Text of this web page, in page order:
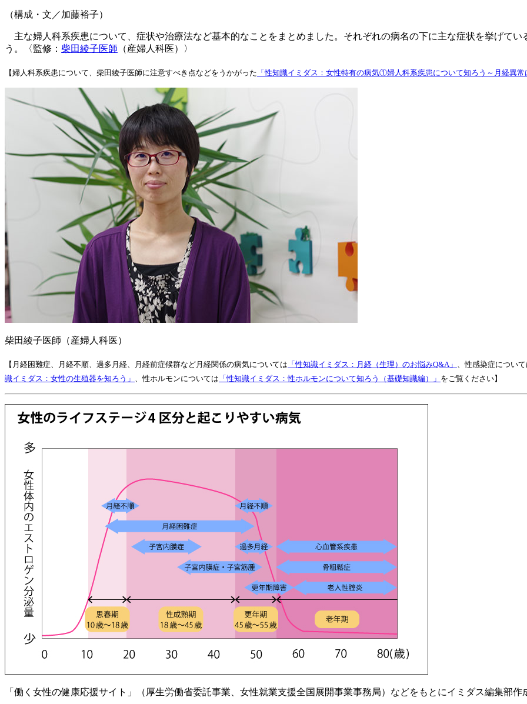
（構成・文／加藤裕子）
主な婦人科系疾患について、症状や治療法など基本的なことをまとめました。それぞれの病名の下に主な症状を挙げて
う。〈監修： 柴田綾子医師 （産婦人科医）〉
【婦人科系疾患について、柴田綾子医師に注意すべき点などをうかがった 「性知識イミダス：女性特有の病気①婦人科系疾患について知ろう～月経異
柴田綾子医師（産婦人科医）
【月経困難症、月経不順、過多月経、月経前症候群など月経関係の病気については 「性知識イミダス：月経（生理）のお悩みQ&A」 、性感染症につい
識イミダス：女性の生殖器を知ろう」
、性ホルモンについては 「性知識イミダス：性ホルモンについて知ろう（基礎知識編）」 をご覧ください】
「働く女性の健康応援サイト」（厚生労働省委託事業、女性就業支援全国展開事業事務局）などをもとにイミダス編集部作